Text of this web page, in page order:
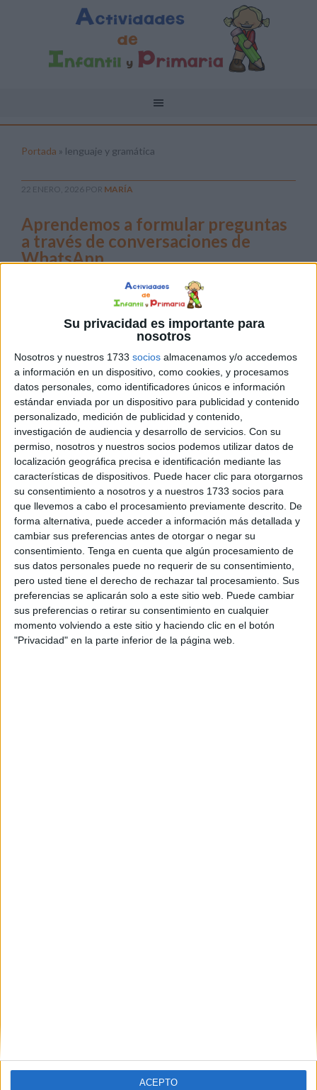
Su privacidad es importante para
nosotros
Nosotros y nuestros 1733 socios almacenamos y/o accedemos
a información en un dispositivo, como cookies, y procesamos
datos personales, como identificadores únicos e información
estándar enviada por un dispositivo para publicidad y contenido
personalizado, medición de publicidad y contenido,
investigación de audiencia y desarrollo de servicios. Con su
permiso, nosotros y nuestros socios podemos utilizar datos de
localización geográfica precisa e identificación mediante las
características de dispositivos. Puede hacer clic para otorgarnos
su consentimiento a nosotros y a nuestros 1733 socios para
que llevemos a cabo el procesamiento previamente descrito. De
forma alternativa, puede acceder a información más detallada y
cambiar sus preferencias antes de otorgar o negar su
consentimiento. Tenga en cuenta que algún procesamiento de
sus datos personales puede no requerir de su consentimiento,
pero usted tiene el derecho de rechazar tal procesamiento. Sus
preferencias se aplicarán solo a este sitio web. Puede cambiar
sus preferencias o retirar su consentimiento en cualquier
momento volviendo a este sitio y haciendo clic en el botón
"Privacidad" en la parte inferior de la página web.
ACEPTO
Portada » lenguaje y gramática
22 ENERO, 2026 POR MARÍA
Aprendemos a formular preguntas
a través de conversaciones de
WhatsApp
nuestros
están
acostumbrados a comunicarse por mensajes de
WhatsApp, por lo que integrar esta herramienta en clase
puede ser una manera eficaz y motivadora de trabajar
competencias clave como la expresión escrita y la
formulación de preguntas. Hoy compartimos un recurso
práctico que combina creatividad, reflexión y escritura.
El objetivo […]
Publicado en:Educación Primaria,Lengua ,Tercer Ciclo
Etiquetado como:Competencia lingüística,estimulación del
lenguaje ,expresión escrita,expresión oral ,formular pregunta
inferencias ,inferir,lengua primaria ,lenguaje y gramática
Únete a otros 371K suscriptores